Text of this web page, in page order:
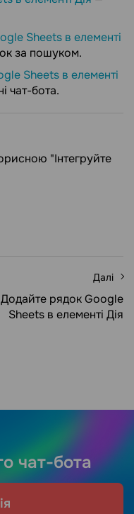
Sheets в елементі
за пошуком.
Sheets в елементі
чат-бота.
"Інтегруйте
Далі
Додайте рядок Google
Sheets в елементі Дія
чат-бота